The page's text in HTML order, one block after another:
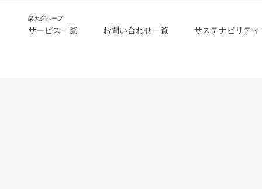
楽天グループ
サービス一覧 お問い合わせ一覧 サステナビリティ